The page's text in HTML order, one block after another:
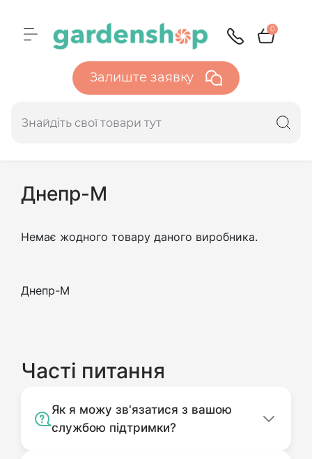
0
Залиште заявку
Днепр-М
Немає жодного товару даного виробника.
Днепр-М
Часті питання
Як я можу зв'язатися з вашою
службою підтримки?